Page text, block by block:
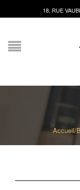
18, RUE
Accueil/